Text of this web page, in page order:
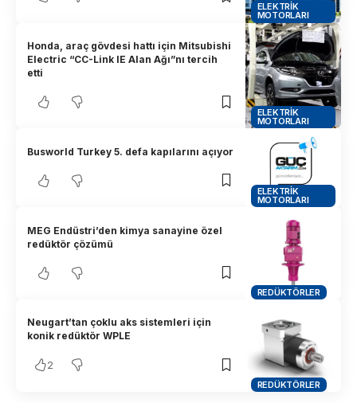
ELEKTRIK
MOTORLARI
ELEKTRIK
MOTORLARI
Honda, araç gövdesi hattı için Mitsubishi
Electric “CC-Link IE Alan Ağı”nı tercih
etti
ELEKTRIK
MOTORLARI
Busworld Turkey 5. defa kapılarını açıyor
REDÜKTÖRLER
MEG Endüstri’den kimya sanayine özel
redüktör çözümü
REDÜKTÖRLER
Neugart’tan çoklu aks sistemleri için
konik redüktör WPLE
2